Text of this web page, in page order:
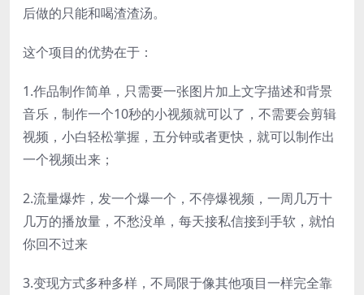
后做的只能和喝渣渣汤。
这个项目的优势在于：
1.作品制作简单，只需要一张图片加上文字描述和背景
音乐，制作一个10秒的小视频就可以了，不需要会剪辑
视频，小白轻松掌握，五分钟或者更快，就可以制作出
一个视频出来；
2.流量爆炸，发一个爆一个，不停爆视频，一周几万十
几万的播放量，不愁没单，每天接私信接到手软，就怕
你回不过来
3.变现方式多种多样，不局限于像其他项目一样完全靠